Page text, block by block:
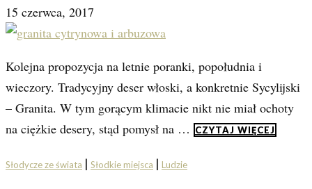
15 czerwca, 2017
Kolejna propozycja na letnie poranki, popołudnia i
wieczory. Tradycyjny deser włoski, a konkretnie Sycylijski
– Granita. W tym gorącym klimacie nikt nie miał ochoty
na ciężkie desery, stąd pomysł na …
CZYTAJ WIĘCEJ
Słodycze ze świata | Słodkie miejsca | Ludzie